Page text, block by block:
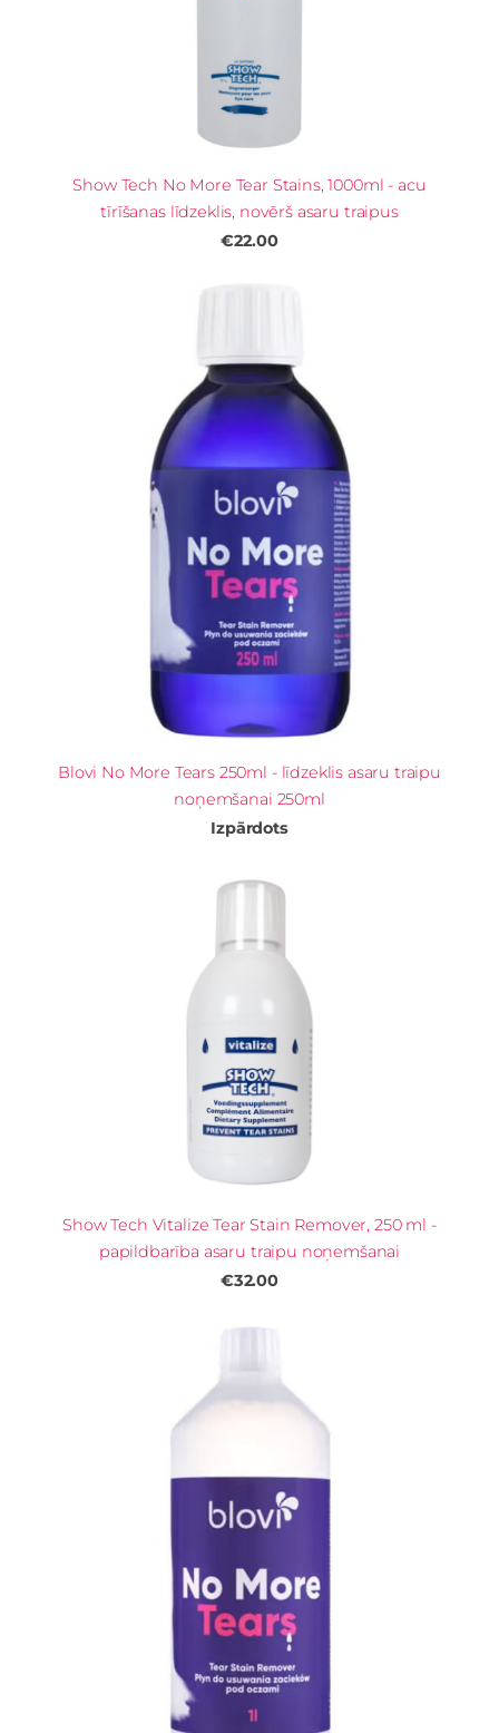
Show Tech No More Tear Stains, 1000ml - acu
tīrīšanas līdzeklis, novērš asaru traipus
€22.00
Blovi No More Tears 250ml - līdzeklis asaru traipu
noņemšanai 250ml
Izpārdots
Show Tech Vitalize Tear Stain Remover, 250 ml -
papildbarība asaru traipu noņemšanai
€32.00